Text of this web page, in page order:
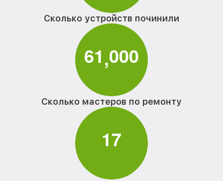
Сколько устройств починили
61,000
Сколько мастеров по ремонту
17